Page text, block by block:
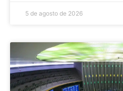
5 de agosto de 2026